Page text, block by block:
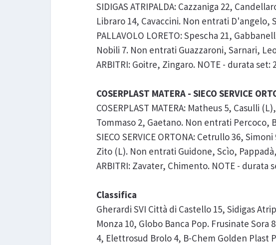
SIDIGAS ATRIPALDA: Cazzaniga 22,
Libraro 14, Cavaccini. Non entrati D'angelo,
PALLAVOLO LORETO: Spescha 21,
Nobili 7. Non entrati Guazzaroni, Sarnari,
ARBITRI: Goitre, Zingaro. NOTE - durata set:
COSERPLAST MATERA - SIECO SERVICE
COSERPLAST MATERA: Matheus 5, Casulli
Tommaso 2, Gaetano. Non entrati Percoco,
SIECO SERVICE ORTONA: Cetrullo 36,
Zito (L). Non entrati Guidone, Scìo,
ARBITRI: Zavater, Chimento. NOTE - durata
Classifica
Gherardi SVI Città di Castello 15, Sidigas
Monza 10, Globo Banca Pop. Frusinate Sora
4, Elettrosud Brolo 4, B-Chem Golden Plast